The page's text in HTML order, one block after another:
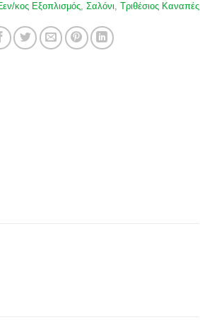
κος Εξοπλισμός, Σαλόνι, Τριθέσιος Καναπές